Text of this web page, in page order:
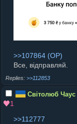
>>107864
Все, відправляй.
>>112853
Світолюб Чаус
1
>>112777